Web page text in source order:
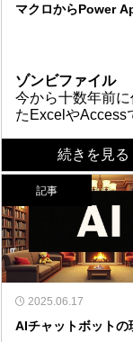
マクロからPower
ゾンビファイル
今から十数年前
たExcelやAccess
お残り続けている
算ソフトと呼ばれ
タベースに似た
背景にユーザー
フェースやロジ
け足したものであ
はやゾンビファ
っても過言では
れらのシステム
目的を果たしてい
時代の変化ととも
性や拡張性に大き
作成者不明問題
社内に残る通称「
ロ」は、今はい
作成していたり
人が独自に作っ
あることが多くあ
った人がいる場
しも、退職して
はその中のプロ
見ることができな
で、いつ止まるか
ないシステムを業
市民開発解決法
ブラックボックス
マクロを情報シ
に解決をお願い
はなく、市民開
決するには多少の
必要になる。ポイ
完全にブラックボ
専門家活用法
専門家に依頼した
いい理由として、
ファイルの解析だ
続きを見る
記事
2025.06.17
AIチャットボットの